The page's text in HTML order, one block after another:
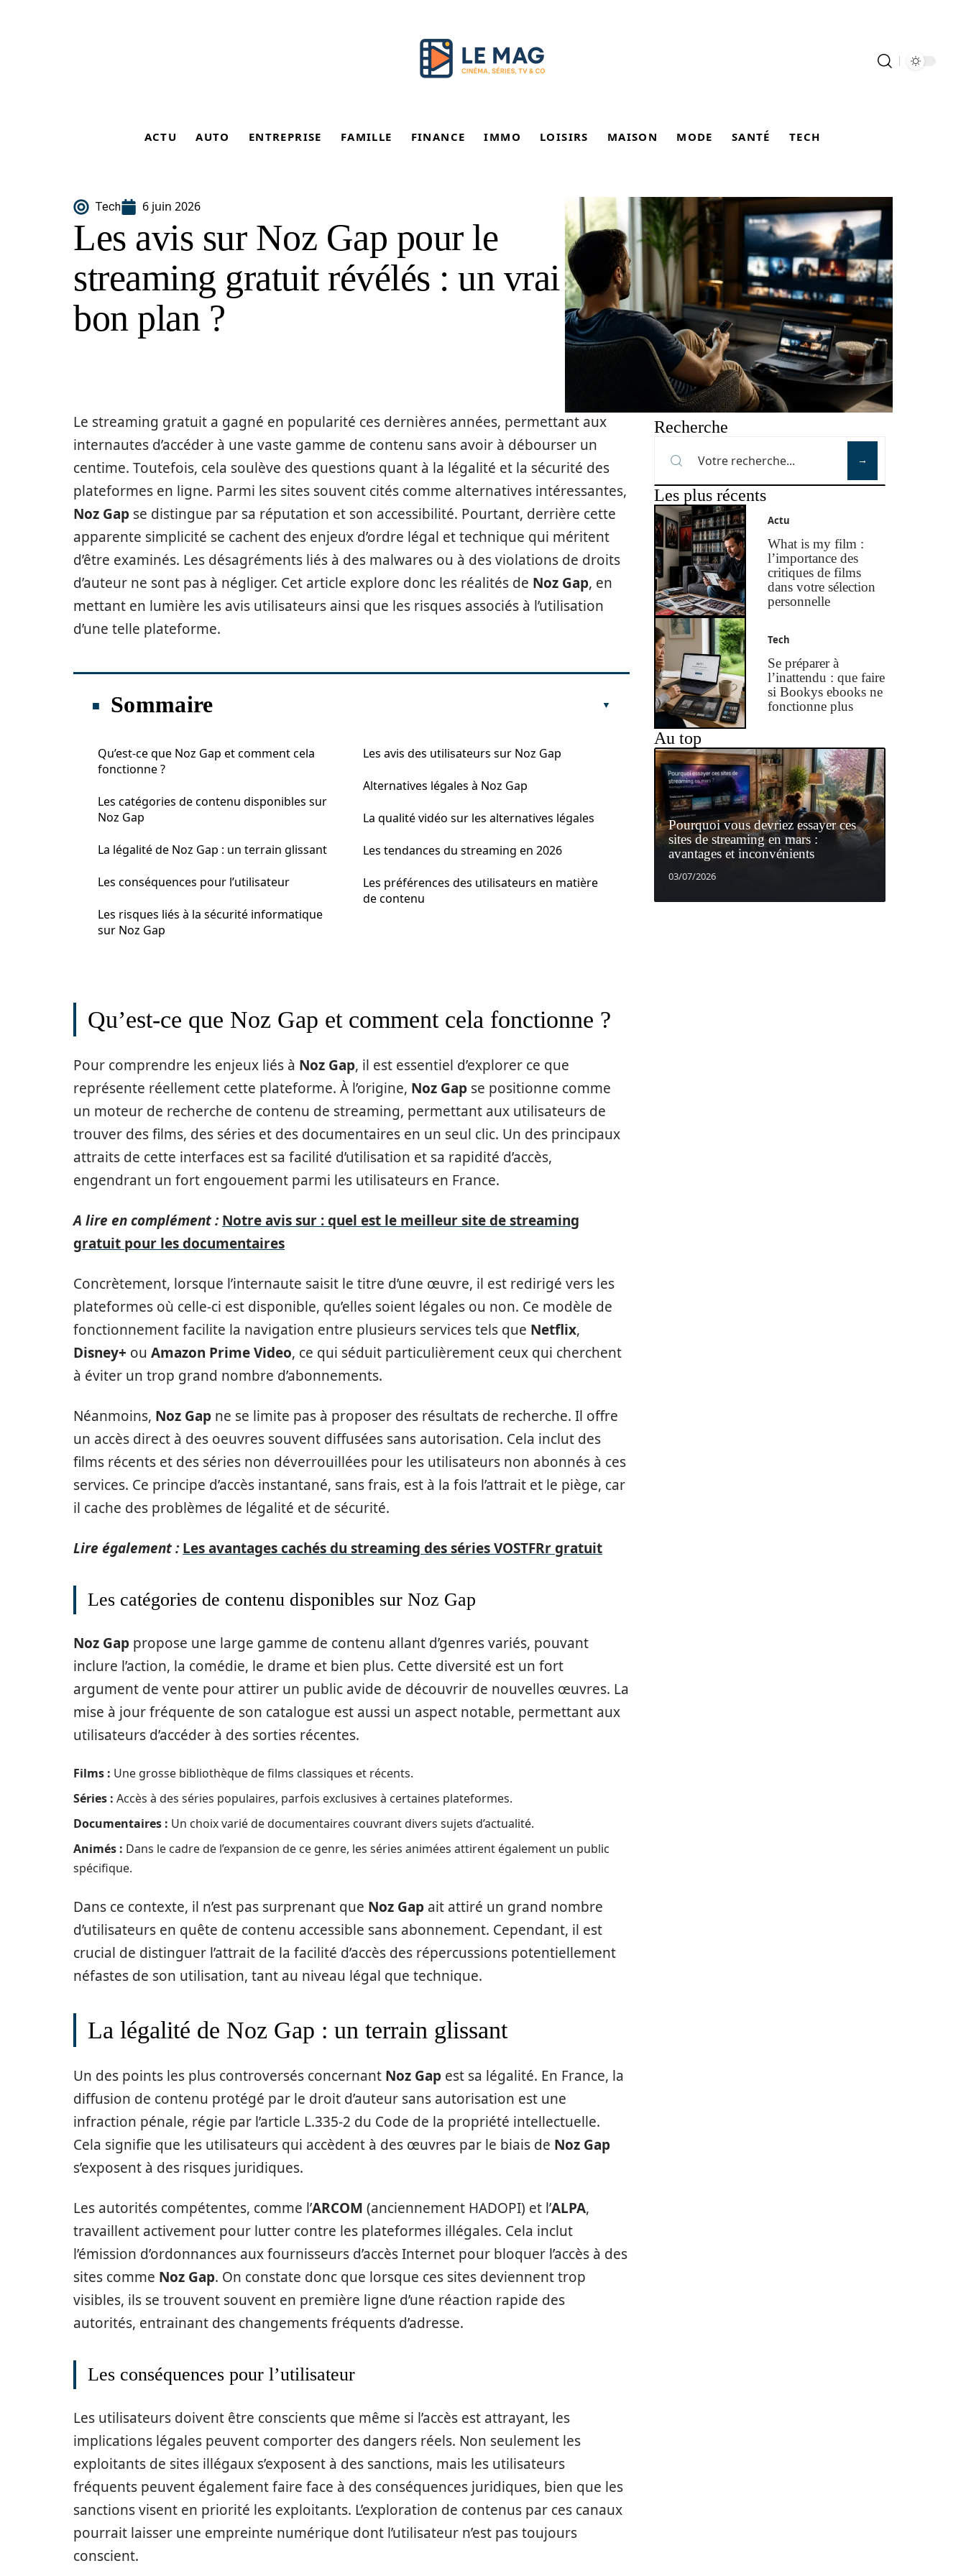
ACTU AUTO ENTREPRISE FAMILLE FINANCE IMMO LOISIRS MAISON MODE SANTÉ TECH
Tech 6 juin 2026
Les avis sur Noz Gap pour le
streaming gratuit révélés : un vrai
bon plan ?
Le streaming gratuit a gagné en popularité ces dernières années, permettant aux
internautes d’accéder à une vaste gamme de contenu sans avoir à débourser un
centime. Toutefois, cela soulève des questions quant à la légalité et la sécurité des
plateformes en ligne. Parmi les sites souvent cités comme alternatives intéressantes,
Noz Gap se distingue par sa réputation et son accessibilité. Pourtant, derrière cette
apparente simplicité se cachent des enjeux d’ordre légal et technique qui méritent
d’être examinés. Les désagréments liés à des malwares ou à des violations de droits
d’auteur ne sont pas à négliger. Cet article explore donc les réalités de Noz Gap, en
mettant en lumière les avis utilisateurs ainsi que les risques associés à l’utilisation
d’une telle plateforme.
Sommaire
Qu’est-ce que Noz Gap et comment cela
fonctionne ?
Les catégories de contenu disponibles sur
Noz Gap
La légalité de Noz Gap : un terrain glissant
Les conséquences pour l’utilisateur
Les risques liés à la sécurité informatique
sur Noz Gap
Les avis des utilisateurs sur Noz Gap
Alternatives légales à Noz Gap
La qualité vidéo sur les alternatives légales
Les tendances du streaming en 2026
Les préférences des utilisateurs en matière
de contenu
Qu’est-ce que Noz Gap et comment cela fonctionne ?
Pour comprendre les enjeux liés à Noz Gap, il est essentiel d’explorer ce que
représente réellement cette plateforme. À l’origine, Noz Gap se positionne comme
un moteur de recherche de contenu de streaming, permettant aux utilisateurs de
trouver des films, des séries et des documentaires en un seul clic. Un des principaux
attraits de cette interfaces est sa facilité d’utilisation et sa rapidité d’accès,
engendrant un fort engouement parmi les utilisateurs en France.
A lire en complément : Notre avis sur : quel est le meilleur site de streaming
gratuit pour les documentaires
Concrètement, lorsque l’internaute saisit le titre d’une œuvre, il est redirigé vers les
plateformes où celle-ci est disponible, qu’elles soient légales ou non. Ce modèle de
fonctionnement facilite la navigation entre plusieurs services tels que Netflix,
Disney+ ou Amazon Prime Video, ce qui séduit particulièrement ceux qui cherchent
à éviter un trop grand nombre d’abonnements.
Néanmoins, Noz Gap ne se limite pas à proposer des résultats de recherche. Il offre
un accès direct à des oeuvres souvent diffusées sans autorisation. Cela inclut des
films récents et des séries non déverrouillées pour les utilisateurs non abonnés à ces
services. Ce principe d’accès instantané, sans frais, est à la fois l’attrait et le piège, car
il cache des problèmes de légalité et de sécurité.
Lire également : Les avantages cachés du streaming des séries VOSTFRr gratuit
Les catégories de contenu disponibles sur Noz Gap
Noz Gap propose une large gamme de contenu allant d’genres variés, pouvant
inclure l’action, la comédie, le drame et bien plus. Cette diversité est un fort
argument de vente pour attirer un public avide de découvrir de nouvelles œuvres. La
mise à jour fréquente de son catalogue est aussi un aspect notable, permettant aux
utilisateurs d’accéder à des sorties récentes.
Films : Une grosse bibliothèque de films classiques et récents.
Séries : Accès à des séries populaires, parfois exclusives à certaines plateformes.
Documentaires : Un choix varié de documentaires couvrant divers sujets d’actualité.
Animés : Dans le cadre de l’expansion de ce genre, les séries animées attirent également un public
spécifique.
Dans ce contexte, il n’est pas surprenant que Noz Gap ait attiré un grand nombre
d’utilisateurs en quête de contenu accessible sans abonnement. Cependant, il est
crucial de distinguer l’attrait de la facilité d’accès des répercussions potentiellement
néfastes de son utilisation, tant au niveau légal que technique.
La légalité de Noz Gap : un terrain glissant
Un des points les plus controversés concernant Noz Gap est sa légalité. En France, la
diffusion de contenu protégé par le droit d’auteur sans autorisation est une
infraction pénale, régie par l’article L.335-2 du Code de la propriété intellectuelle.
Cela signifie que les utilisateurs qui accèdent à des œuvres par le biais de Noz Gap
s’exposent à des risques juridiques.
Les autorités compétentes, comme l’ARCOM (anciennement HADOPI) et l’ALPA,
travaillent activement pour lutter contre les plateformes illégales. Cela inclut
l’émission d’ordonnances aux fournisseurs d’accès Internet pour bloquer l’accès à des
sites comme Noz Gap. On constate donc que lorsque ces sites deviennent trop
visibles, ils se trouvent souvent en première ligne d’une réaction rapide des
autorités, entrainant des changements fréquents d’adresse.
Les conséquences pour l’utilisateur
Les utilisateurs doivent être conscients que même si l’accès est attrayant, les
implications légales peuvent comporter des dangers réels. Non seulement les
exploitants de sites illégaux s’exposent à des sanctions, mais les utilisateurs
fréquents peuvent également faire face à des conséquences juridiques, bien que les
sanctions visent en priorité les exploitants. L’exploration de contenus par ces canaux
pourrait laisser une empreinte numérique dont l’utilisateur n’est pas toujours
conscient.
Recherche
Les plus récents
Actu
What is my film :
l’importance des
critiques de films
dans votre sélection
personnelle
Tech
Se préparer à
l’inattendu : que faire
si Bookys ebooks ne
fonctionne plus
Au top
Pourquoi vous devriez essayer ces
sites de streaming en mars :
avantages et inconvénients
03/07/2026